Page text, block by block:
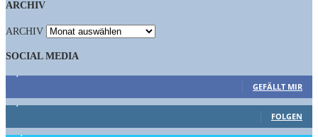
ARCHIV
ARCHIV
SOCIAL MEDIA
GEFÄLLT MIR
FOLGEN